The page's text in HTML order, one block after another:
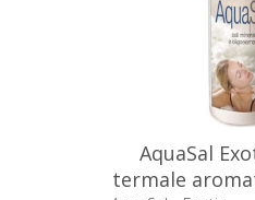
AquaSal
termale